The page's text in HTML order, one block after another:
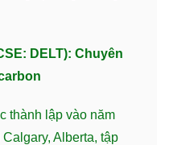
DELT): Chuyên
thành lập vào năm
Alberta, tập